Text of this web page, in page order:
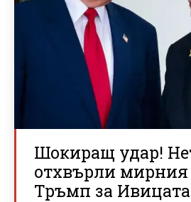
Шокиращ удар!
отхвърли
Тръмп за Ивицата